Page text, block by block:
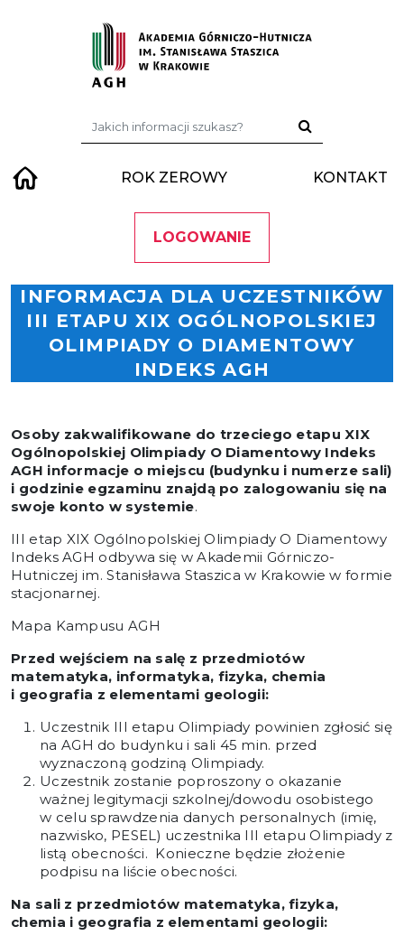
Szukaj:
ROK ZEROWY KONTAKT
LOGOWANIE
INFORMACJA DLA UCZESTNIKÓW
III ETAPU XIX OGÓLNOPOLSKIEJ
OLIMPIADY O DIAMENTOWY
INDEKS AGH
Osoby zakwalifikowane do trzeciego etapu XIX
Ogólnopolskiej Olimpiady O Diamentowy Indeks
AGH informacje o miejscu (budynku i numerze sali)
i godzinie egzaminu znajdą po zalogowaniu się na
swoje konto w systemie.
III etap XIX Ogólnopolskiej Olimpiady O Diamentowy
Indeks AGH odbywa się w Akademii Górniczo-
Hutniczej im. Stanisława Staszica w Krakowie w formie
stacjonarnej.
Mapa Kampusu AGH
Przed wejściem na salę z przedmiotów
matematyka, informatyka, fizyka, chemia
i geografia z elementami geologii:
Uczestnik III etapu Olimpiady powinien zgłosić się
na AGH do budynku i sali 45 min. przed
wyznaczoną godziną Olimpiady.
Uczestnik zostanie poproszony o okazanie
ważnej legitymacji szkolnej/dowodu osobistego
w celu sprawdzenia danych personalnych (imię,
nazwisko, PESEL) uczestnika III etapu Olimpiady z
listą obecności. Konieczne będzie złożenie
podpisu na liście obecności.
Na sali z przedmiotów matematyka, fizyka,
chemia i geografia z elementami geologii: